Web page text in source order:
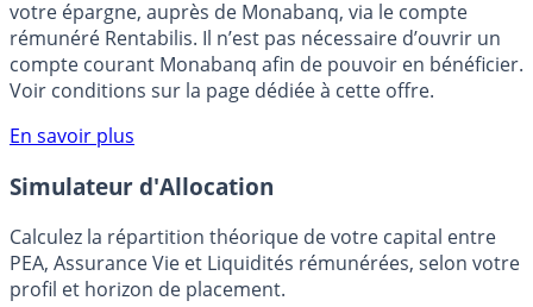
Bénéficiez de cette offre de placement sans risque pour
votre épargne, auprès de Monabanq, via le compte
rémunéré Rentabilis. Il n’est pas nécessaire d’ouvrir un
Voir conditions sur la page dédiée à cette offre.
En savoir plus
Simulateur d'Allocation
Calculez la répartition théorique de votre capital entre